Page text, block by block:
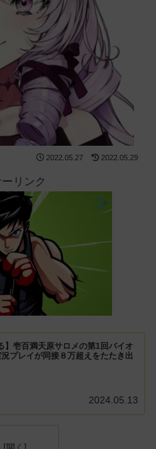
2022.05.27 2022.05.29
リンク
】壱百満天原サロメの第1回バイオ
プレイが同接８万超えをたたき出
2024.05.13